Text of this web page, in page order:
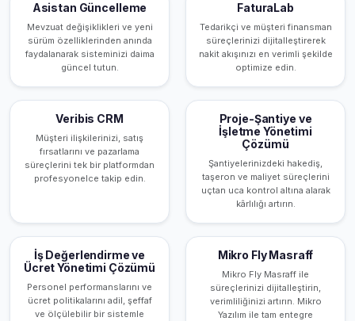
Asistan Güncelleme
Mevzuat değişiklikleri ve yeni
sürüm özelliklerinden anında
faydalanarak sisteminizi daima
güncel tutun.
FaturaLab
Tedarikçi ve müşteri finansman
süreçlerinizi dijitalleştirerek
nakit akışınızı en verimli şekilde
optimize edin.
Veribis CRM
Müşteri ilişkilerinizi, satış
fırsatlarını ve pazarlama
süreçlerini tek bir platformdan
profesyonelce takip edin.
Proje-Şantiye ve
İşletme Yönetimi
Çözümü
Şantiyelerinizdeki hakediş,
taşeron ve maliyet süreçlerini
uçtan uca kontrol altına alarak
kârlılığı artırın.
İş Değerlendirme ve
Ücret Yönetimi Çözümü
Personel performanslarını ve
ücret politikalarını adil, şeffaf
ve ölçülebilir bir sistemle
Mikro Fly Masraff
Mikro Fly Masraff ile
süreçlerinizi dijitalleştirin,
verimliliğinizi artırın. Mikro
Yazılım ile tam entegre